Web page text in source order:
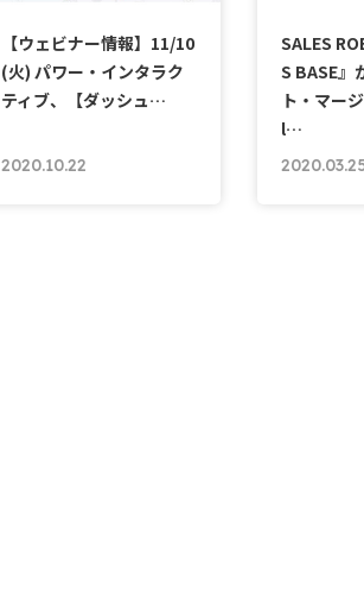
【ウェビナー情報】11/10
(火) パワー・インタラク
ティブ、【ダッシュ…
2020.10.22
SALES
S BASE』
ト・マー
l…